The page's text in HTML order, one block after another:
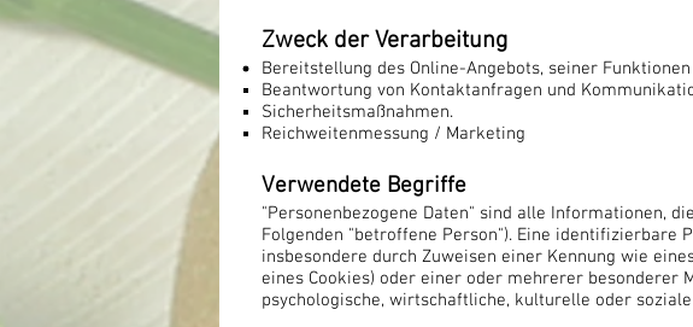
Zweck der Verarbeitung
Bereitstellung des Online-Angebots, seiner
Beantwortung von Kontaktanfragen und
Sicherheitsmaßnahmen.
Reichweitenmessung / Marketing
Verwendete Begriffe
"Personenbezogene Daten" sind alle Informationen,
Folgenden "betroffene Person"). Eine
insbesondere durch Zuweisen einer Kennung wie
eines Cookies) oder einer oder mehrerer besonderer
psychologische, wirtschaftliche, kulturelle oder